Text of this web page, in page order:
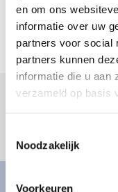
en om ons
informatie over uw
partners voor social
partners kunnen
informatie die u aan
verzameld op basis
Noodzakelijk
Voorkeuren
Goed om te
info@zweirad-